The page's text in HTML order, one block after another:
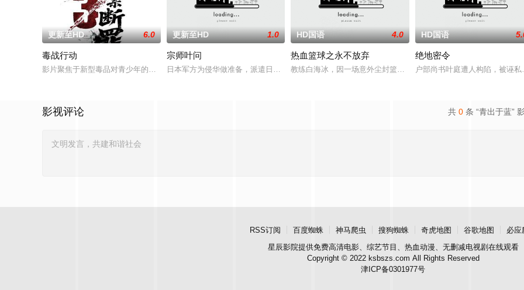
更新至HD 6.0
毒战行动
影片聚焦于新型毒品对青少年的危害，对社会秩序的破坏为主题，旨在通过电影让观众意识到毒品的可怕，着重塑造了缉毒警察在危险环境中坚
更新至HD 1.0
宗师叶问
日本军方为侵华做准备，派遣日本商会进驻广州，一面贿赂军阀，收集情报，成立杀手组织暗杀反日人士
HD国语 4.0
热血篮球之永不放弃
教练白海冰，因一场意外尘封篮球梦。为完成病危师兄的嘱托，他接
HD国语
绝地密令
户部尚书叶庭遭人构陷，被诬
共 0 条 “青出于蓝”
影视评论
RSS订阅 百度蜘蛛 神马爬虫 搜狗蜘蛛 奇虎地图 谷歌地图
必应
星辰影院提供免费高清电影、综艺节目、热血动漫、无删减电视剧在线观看
Copyright © 2022 ksbszs.com All Rights Reserved
津ICP备0301977号